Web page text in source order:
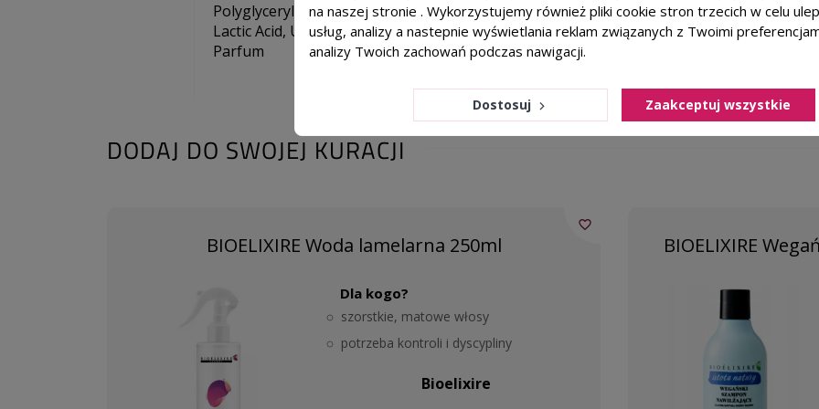
Polyglyceryl-4 Laurate/Sebacate, Polyglyceryl-6 Caprylate/Caprate, Sodium PCA, Sodium
Lactic Acid, Urea, di-sodium Hydrogen Phosphate, Citric Acid, Benzyl Alcohol, Sodium
Parfum
DODAJ DO SWOJEJ KURACJI
BIOELIXIRE Woda lamelarna 250ml
Dla kogo?
szorstkie, matowe włosy
potrzeba kontroli i dyscypliny
Bioelixire
favorite_border
BIOELIXIRE
na naszej stronie . Wykorzystujemy również pliki cookie stron trzecich w celu
usług, analizy a nastepnie wyświetlania reklam związanych z Twoimi
analizy Twoich zachowań podczas nawigacji.
Dostosuj Zaakceptuj wszystkie